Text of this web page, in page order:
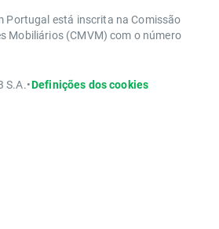
Portugal está inscrita na Comissão
Mobiliários (CMVM) com o número
S.A.•Definições dos cookies